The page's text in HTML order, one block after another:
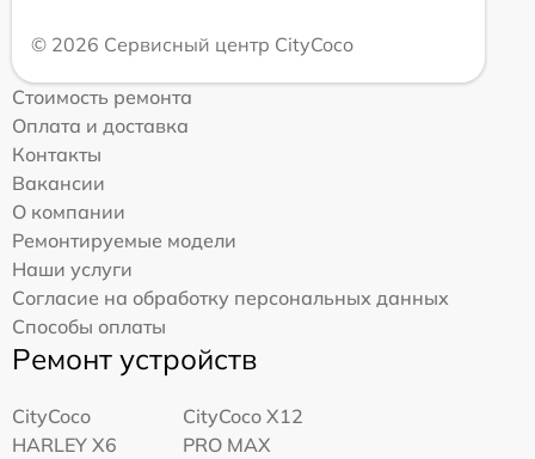
© 2026 Сервисный центр CityCoco
Стоимость ремонта
Оплата и доставка
Контакты
Вакансии
О компании
Ремонтируемые модели
Наши услуги
Согласие на обработку персональных данных
Способы оплаты
Ремонт устройств
CityCoco
HARLEY X6
CityCoco X12
PRO MAX